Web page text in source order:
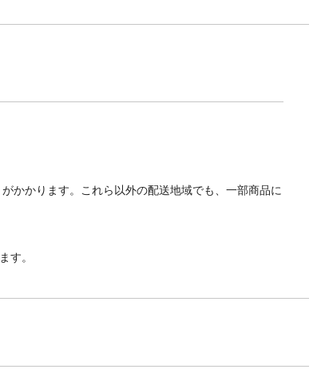
かかります。これら以外の配送地域でも、一部商品に
す。